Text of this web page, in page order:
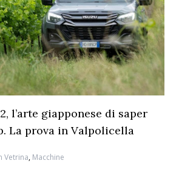
l’arte giapponese di saper
La prova in Valpolicella
Vetrina, Macchine